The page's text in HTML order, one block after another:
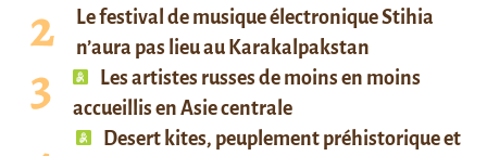
Le festival de musique électronique Stihia
n’aura pas lieu au Karakalpakstan
Les artistes russes de moins en moins
accueillis en Asie centrale
Desert kites, peuplement préhistorique et